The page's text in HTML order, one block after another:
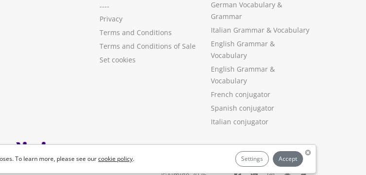
To learn more, please see ourcookie policy. Settings Accept
----
Privacy
Terms and Conditions
Terms and Conditions of Sale
Set cookies
German Vocabulary &
Grammar
Italian Grammar & Vocabulary
English Grammar &
Vocabulary
English Grammar &
Vocabulary
French conjugator
Spanish conjugator
Italian conjugator